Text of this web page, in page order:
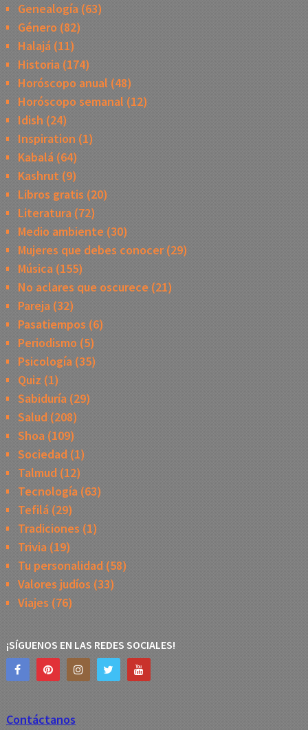
Genealogía(63)
Género (82)
Halajá(11)
Historia(174)
Horóscopo anual (48)
Horóscopo semanal (12)
Idish (24)
Inspiration (1)
Kabalá(64)
Kashrut (9)
Libros gratis (20)
Literatura(72)
Medio ambiente (30)
Mujeres que debes conocer(29)
Música(155)
No aclares que oscurece (21)
Pareja(32)
Pasatiempos (6)
Periodismo (5)
Psicología(35)
Quiz (1)
Sabiduría(29)
Salud (208)
Shoa(109)
Sociedad(1)
Talmud (12)
Tecnología(63)
Tefilá(29)
Tradiciones (1)
Trivia(19)
Tu personalidad(58)
Valores judíos (33)
Viajes (76)
¡SÍGUENOS EN LAS REDES SOCIALES!
Contáctanos